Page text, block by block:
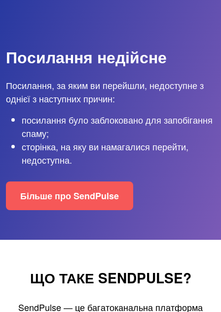
Посилання недійсне
Посилання, за яким ви перейшли, недоступне з
однієї з наступних причин:
посилання було заблоковано для запобігання
спаму;
сторінка, на яку ви намагалися перейти,
недоступна.
Більше про SendPulse
ЩО ТАКЕ SENDPULSE?
SendPulse — це багатоканальна платформа